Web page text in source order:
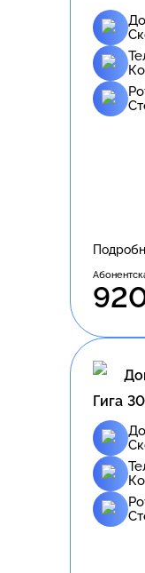
Гига